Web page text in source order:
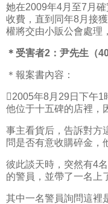
她在2009年4月至7月
收費，直到同年8月接
權將交由小販公會處理
＊受害者2：尹先生（
＊報案書內容：
2005年8月29日下午1
他位于十五碑的店裡，
事主看貨后，告訴對方
問是否有意收購碎金，
彼此談天時，突然有4
的警員，並帶了一名上
其中一名警員詢問這裡